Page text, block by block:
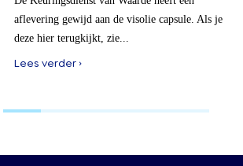
aflevering gewijd aan de visolie capsule. Als je
deze hier terugkijkt, zie...
Lees verder ›